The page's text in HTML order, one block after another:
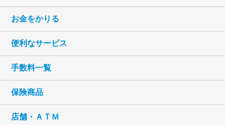
お金をかりる
便利なサービス
手数料一覧
保険商品
店舗・ＡＴＭ